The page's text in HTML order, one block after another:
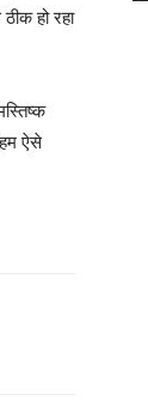
हो रहा
ऐसे